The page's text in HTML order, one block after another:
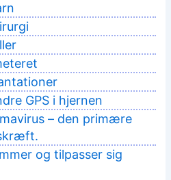
GPS i hjernen
– den primære
og tilpasser sig